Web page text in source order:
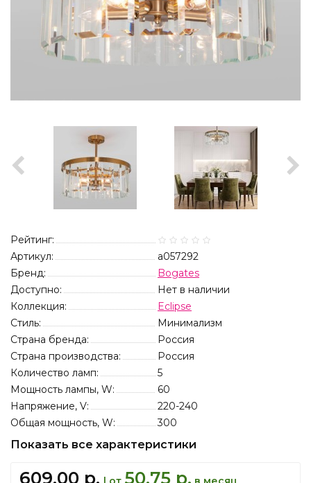
Рейтинг:
Артикул:
a057292
Бренд:
Bogates
Доступно:
Нет в наличии
Коллекция:
Eclipse
Стиль:
Минимализм
Страна бренда:
Россия
Страна производства:
Россия
Количество ламп:
5
Мощность лампы, W:
60
Напряжение, V:
220-240
Общая мощность, W:
300
Показать все характеристики
609.00 р. 50.75 р.